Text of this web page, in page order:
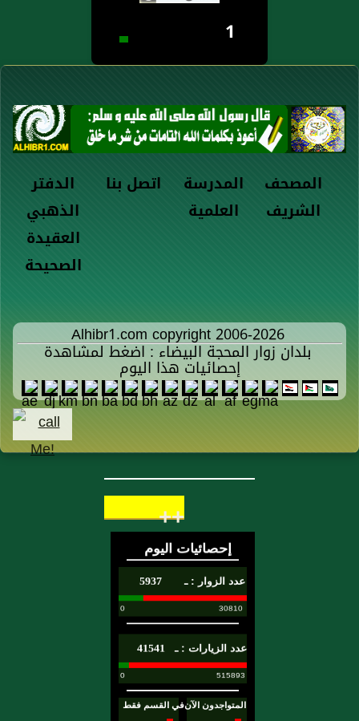
1
الدفتر
الذهبي
اتصل بنا
المدرسة
العلمية
المصحف
الشريف
العقيدة
الصحيحة
Alhibr1.com copyright 2006-2026
بلدان زوار المحجة البيضاء : اضغط لمشاهدة
إحصائيات هذا اليوم
++